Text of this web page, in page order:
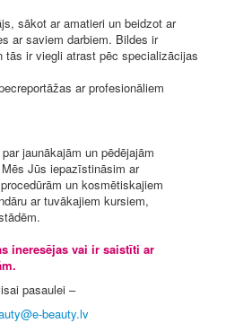
sākot ar amatieri un beidzot ar
ar saviem darbiem. Bildes ir
tās ir viegli atrast pēc specializācijas
ar profesionāliem
jaunākajām un pēdējajām
Jūs iepazīstināsim ar
un kosmētiskajiem
ar tuvākajiem kursiem,
ineresējas vai ir saistīti ar
pasaulei –